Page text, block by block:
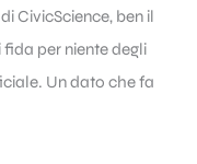
CivicScience, ben il
per niente degli
Un dato che fa